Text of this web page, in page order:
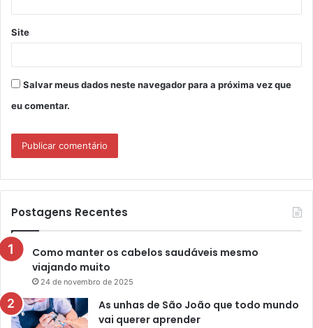
Site
Salvar meus dados neste navegador para a próxima vez que
eu comentar.
Postagens Recentes
Como manter os cabelos saudáveis mesmo
viajando muito
24 de novembro de 2025
As unhas de São João que todo mundo
vai querer aprender